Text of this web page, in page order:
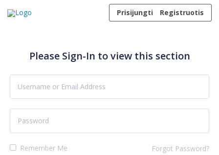
Prisijungti
Registruotis
Please Sign-In to view this section
Remember Me Forgot Password?